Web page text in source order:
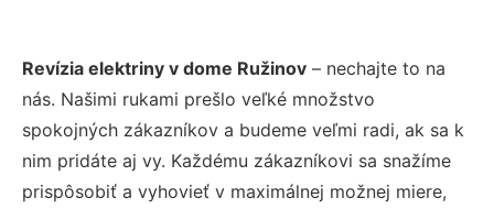
Revízia elektriny v dome Ružinov – nechajte to na
nás. Našimi rukami prešlo veľké množstvo
spokojných zákazníkov a budeme veľmi radi, ak sa k
nim pridáte aj vy. Každému zákazníkovi sa snažíme
prispôsobiť a vyhovieť v maximálnej možnej miere,